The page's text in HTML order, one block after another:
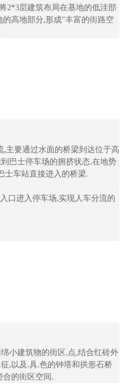
2*3层建筑布局在基地的低洼部
高地部分,形成"丰富的街路空
,主要通过水面的桥梁到达位于高
巴士停车场的拥挤状态,在地势
士车站直接进入的桥梁.
口进入停车场,实现人车分流的
小建筑物的街区.点,结合红砖外
.征,以及.具.色的钟塔和拱形石桥
的街区空间.